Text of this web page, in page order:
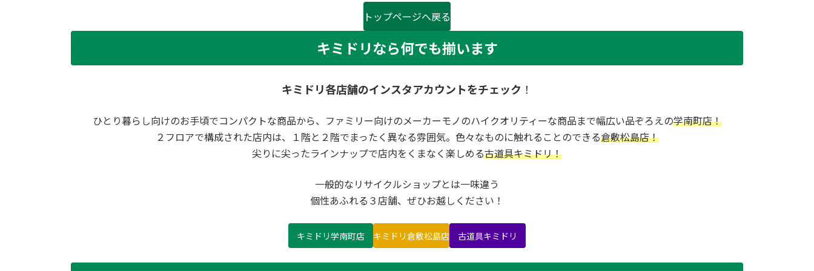
トップページへ戻る
キミドリなら何でも揃います
キミドリ各店舗のインスタアカウントをチェック ！
ひとり暮らし向けのお手頃でコンパクトな商品から、ファミリー向けのメーカーモノのハイクオリティーな商品まで幅広い品ぞろえの学南町店！
２フロアで構成された店内は、１階と２階でまったく異なる雰囲気。色々なものに触れることのできる倉敷松島店！
尖りに尖ったラインナップで店内をくまなく楽しめる古道具キミドリ！
一般的なリサイクルショップとは一味違う
個性あふれる３店舗、ぜひお越しください！
キミドリ学南町店 キミドリ倉敷松島店 古道具キミドリ